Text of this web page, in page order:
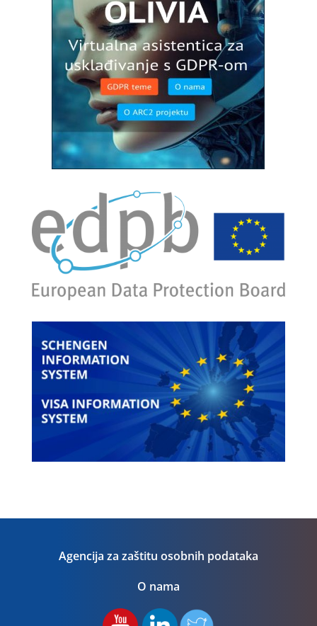
Agencija za zaštitu osobnih podataka
O nama